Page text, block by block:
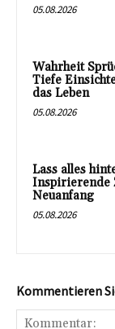
05.08.2026
Wahrheit
Tiefe
das Leben
05.08.2026
Lass alles
Inspirierende
Neuanfang
05.08.2026
Kommentieren